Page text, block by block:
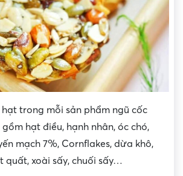
hạt trong mỗi sản phẩm ngũ cốc
hạt điều, hạnh nhân, óc chó,
mạch 7%, Cornflakes, dừa khô,
quất, xoài sấy, chuối sấy…